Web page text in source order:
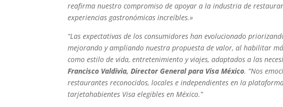
reafirma nuestro compromiso de apoyar a la industria de
experiencias gastronómicas increíbles.»
“Las expectativas de los consumidores han evolucionado
mejorando y ampliando nuestra propuesta de valor, al habilitar
como estilo de vida, entretenimiento y viajes, adaptados a las
Francisco Valdivia, Director General para Visa México. “Nos
restaurantes reconocidos, locales e independientes en la
tarjetahabientes Visa elegibles en México.”